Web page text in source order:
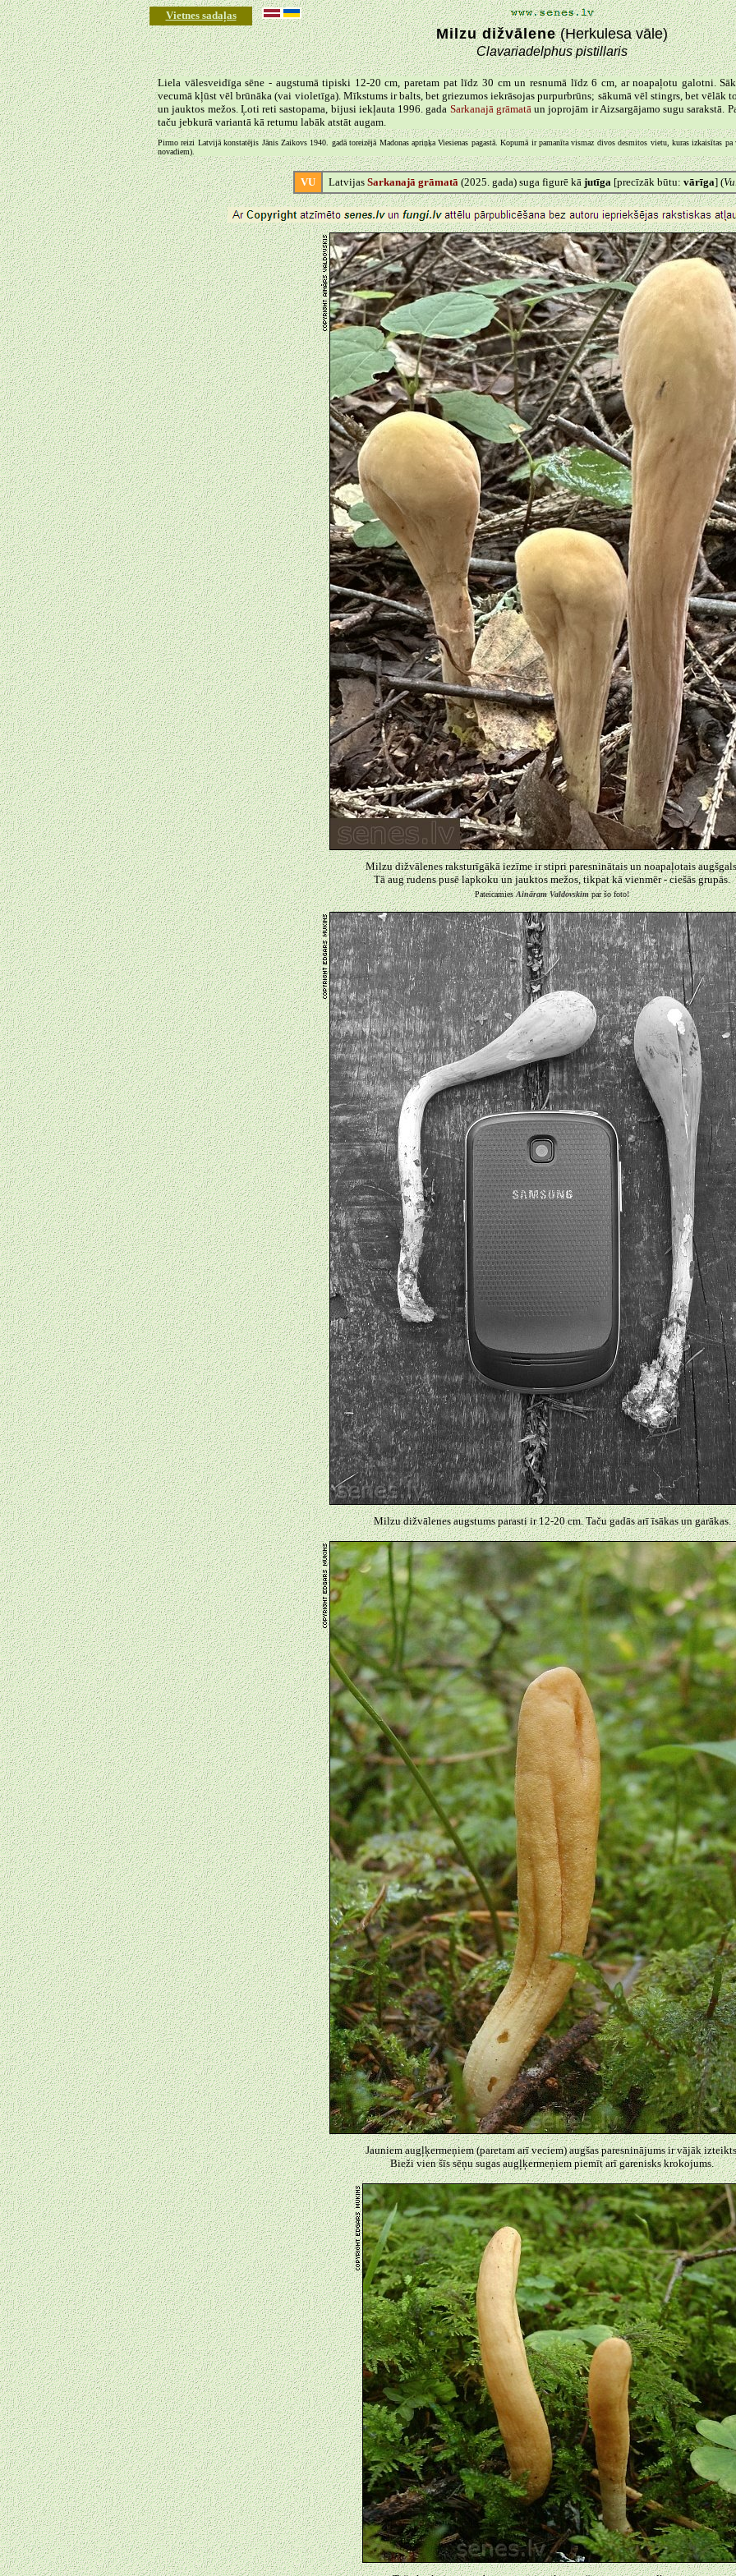
Vietnes sadaļas
Milzu dižvālene(Herkulesa vāle)
◄ Clavariadelphus pistillaris
Liela vālesveidīga sēne - augstumā tipiski 12-20 cm, paretam pat līdz 30 cm un resnumā līdz 6 cm, ar noapaļotu galotni.
vecumā kļūst vēl brūnāka (vai violetīga). Mīkstums ir balts, bet griezumos iekrāsojas purpurbrūns; sākumā vēl stingrs, bet vēlāk
un jauktos mežos. Ļoti reti sastopama, bijusi iekļauta 1996. gada Sarkanajā grāmatāun joprojām ir Aizsargājamo sugu sarakstā.
taču jebkurā variantā kā retumu labāk atstāt augam.
Pirmo reizi Latvijā konstatējis Jānis Zaikovs 1940. gadā toreizējā Madonas apriņķa Viesienas pagastā. Kopumā ir pamanīta vismaz divos desmitos vietu, kuras izkaisītas
novadiem).
VU Latvijas Sarkanajā grāmatā(2025. gada) suga figurē kā jutīga[precīzāk būtu: vārīga] (
Milzu dižvālenes raksturīgākā iezīme ir stipri paresninātais un noapaļotais
Tā aug rudens pusē lapkoku un jauktos mežos, tikpat kā vienmēr - ciešās grupās.
PateicamiesAināram Valdovskimpar šo foto!
Milzu dižvālenes augstums parasti ir 12-20 cm. Taču gadās arī īsākas un garākas.
Jauniem augļķermeņiem (paretam arī veciem) augšas paresninājums ir vājāk
Bieži vien šīs sēņu sugas augļķermeņiem piemīt arī garenisks krokojums.